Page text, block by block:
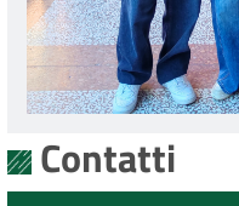
Contatti